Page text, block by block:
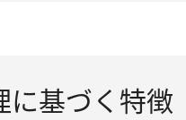
に基づく特徴